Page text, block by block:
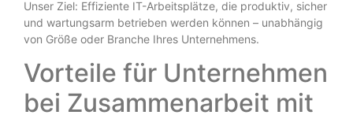
Unser Ziel: Effiziente IT-Arbeitsplätze, die produktiv, sicher
und wartungsarm betrieben werden können – unabhängig
von Größe oder Branche Ihres Unternehmens.
Vorteile für Unternehmen
bei Zusammenarbeit mit